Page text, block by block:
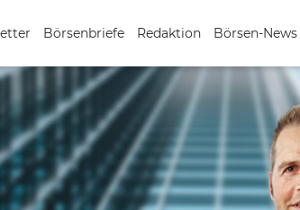
Börsenbriefe Redaktion Börsen-News